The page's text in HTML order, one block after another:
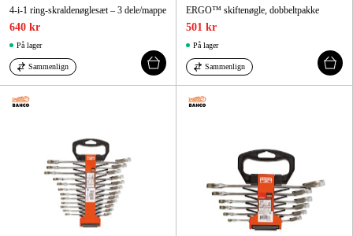
4-i-1 ring-skraldenøglesæt – 3 dele/mappe
640 kr
På lager
Sammenlign
ERGO™ skiftenøgle, dobbeltpakke
501 kr
På lager
Sammenlign